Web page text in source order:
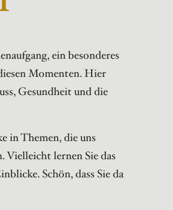
ein besonderes
Momenten. Hier
Gesundheit und die
in Themen, die uns
Vielleicht lernen Sie das
Schön, dass Sie da